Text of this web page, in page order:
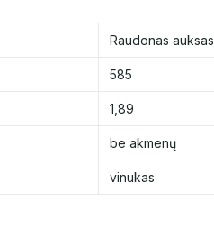
Raudonas auksas
585
1,89
be akmenų
vinukas